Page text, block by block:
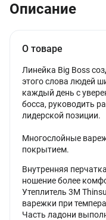
Описание
О товаре
Линейка Big Boss
этого слова людей
каждый день с
босса, руководить
лидерской позиции.
Многослойные
покрытием.
Внутренняя
ношение более
Утеплитель 3M
варежки при
Часть ладони